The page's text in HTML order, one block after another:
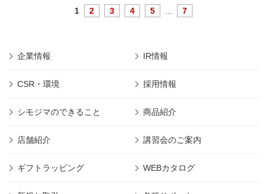
1 2 3 4 5 7
企業情報 IR情報
CSR・環境 採用情報
シモジマのできること 商品紹介
店舗紹介 講習会のご案内
ギフトラッピング WEBカタログ